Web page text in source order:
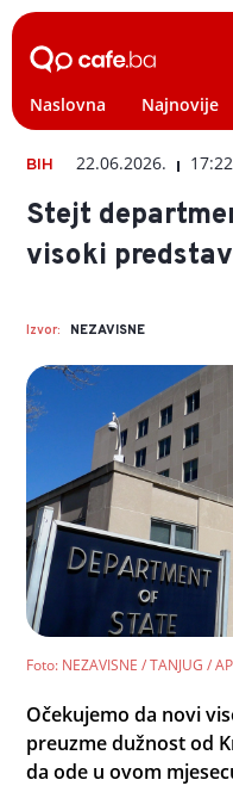
Naslovna Najnovije
BIH 22.06.2026. 17:22
Stejt
visoki
Izvor: NEZAVISNE
Foto: NEZAVISNE / TANJUG / AP
Očekujemo da novi
preuzme dužnost od
da ode u ovom